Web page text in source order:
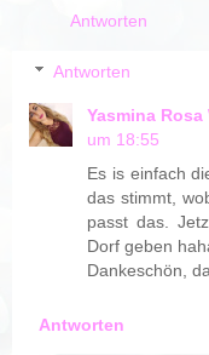
Antworten
Antworten
Yasmina
um 18:55
Es is einfach
das stimmt,
passt das.
Dorf geben
Dankeschön,
Antworten